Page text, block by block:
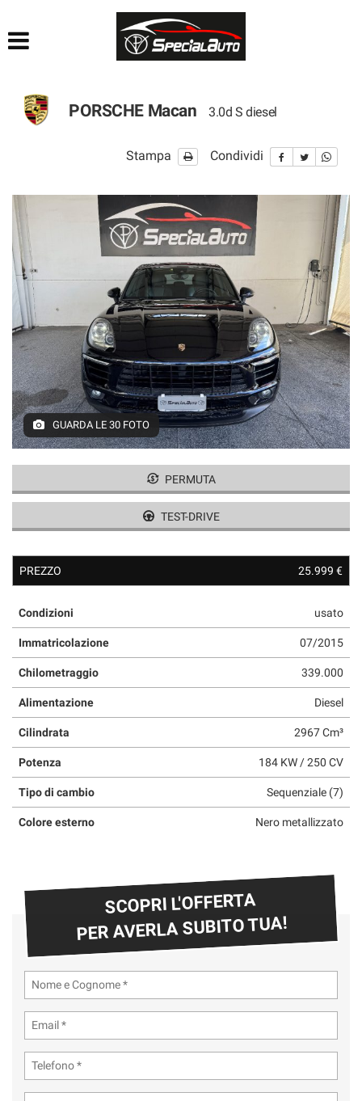
LISTA VEICOLI
PRATICHE AUTO
CONTATTI
ACQUISTIAMO USATO
SEGUICI SU FACEBOOK
PORSCHE Macan 3.0d S diesel
Stampa Condividi
GUARDA LE 30 FOTO
PERMUTA
TEST-DRIVE
PREZZO 25.999 €
Condizioni usato
Immatricolazione 07/2015
Chilometraggio 339.000
Alimentazione Diesel
Cilindrata 2967 Cm³
Potenza 184 KW / 250 CV
Tipo di cambio Sequenziale (7)
Colore esterno Nero metallizzato
SCOPRI L'OFFERTA
PER AVERLA SUBITO TUA!